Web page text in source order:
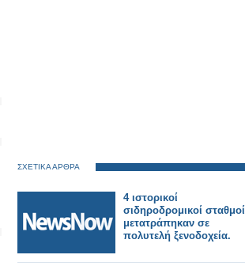
ΣΧΕΤΙΚΑ ΑΡΘΡΑ
4 ιστορικοί
σιδηροδρομικοί σταθμοί
μετατράπηκαν σε
πολυτελή ξενοδοχεία.